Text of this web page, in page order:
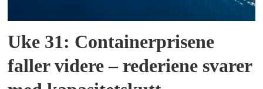
Uke 31: Containerprisene
faller videre – rederiene svarer